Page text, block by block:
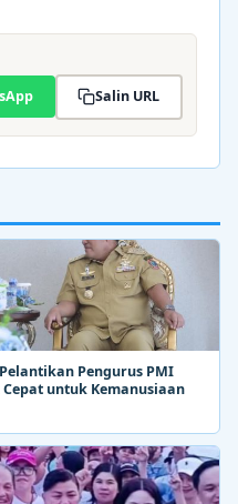
Salin URL
Pengurus PMI
Cepat untuk Kemanusiaan